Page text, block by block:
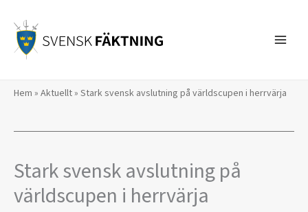
innehåll
Hem » Aktuellt» Stark svensk avslutning på världscupen i herrvärja
Stark svensk avslutning på
världscupen i herrvärja